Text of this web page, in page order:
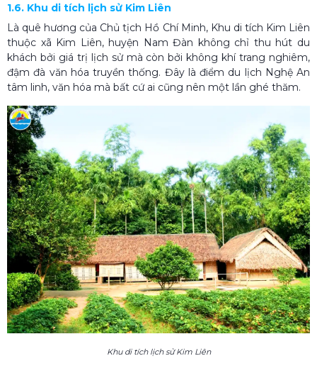
1.6. Khu di tích lịch sử Kim Liên
Là quê hương của Chủ tịch Hồ Chí Minh, Khu di tích Kim Liên
thuộc xã Kim Liên, huyện Nam Đàn không chỉ thu hút du
khách bởi giá trị lịch sử mà còn bởi không khí trang nghiêm,
đậm đà văn hóa truyền thống. Đây là điểm du lịch Nghệ An
tâm linh, văn hóa mà bất cứ ai cũng nên một lần ghé thăm.
Khu di tích lịch sử Kim Liên